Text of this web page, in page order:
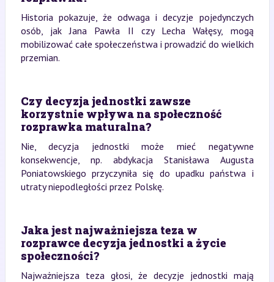
Historia pokazuje, że odwaga i decyzje pojedynczych
osób, jak Jana Pawła II czy Lecha Wałęsy, mogą
mobilizować całe społeczeństwa i prowadzić do wielkich
przemian.
Czy decyzja jednostki zawsze
korzystnie wpływa na społeczność
rozprawka maturalna?
Nie, decyzja jednostki może mieć negatywne
konsekwencje, np. abdykacja Stanisława Augusta
Poniatowskiego przyczyniła się do upadku państwa i
utraty niepodległości przez Polskę.
Jaka jest najważniejsza teza w
rozprawce decyzja jednostki a życie
społeczności?
Najważniejsza teza głosi, że decyzje jednostki mają